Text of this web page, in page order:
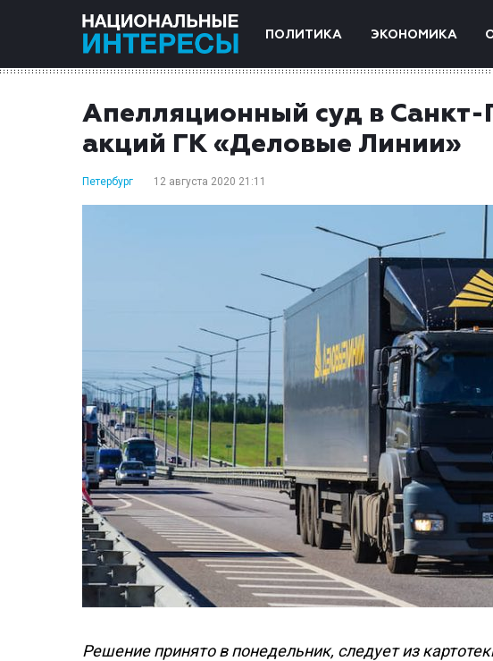
ПОЛИТИКА ЭКОНОМИКА
Апелляционный суд в Санкт-
акций ГК «Деловые Линии»
Петербург 12 августа 2020 21:11
Решение принято в понедельник, следует из